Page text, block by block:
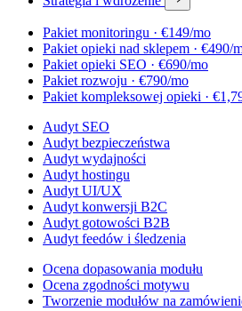
Pakiet monitoringu · €149/mo
Pakiet opieki nad sklepem · €490/
Pakiet opieki SEO · €690/mo
Pakiet rozwoju · €790/mo
Pakiet kompleksowej opieki ·
Audyt SEO
Audyt bezpieczeństwa
Audyt wydajności
Audyt hostingu
Audyt UI/UX
Audyt konwersji B2C
Audyt gotowości B2B
Audyt feedów i śledzenia
Ocena dopasowania modułu
Ocena zgodności motywu
Tworzenie modułów na